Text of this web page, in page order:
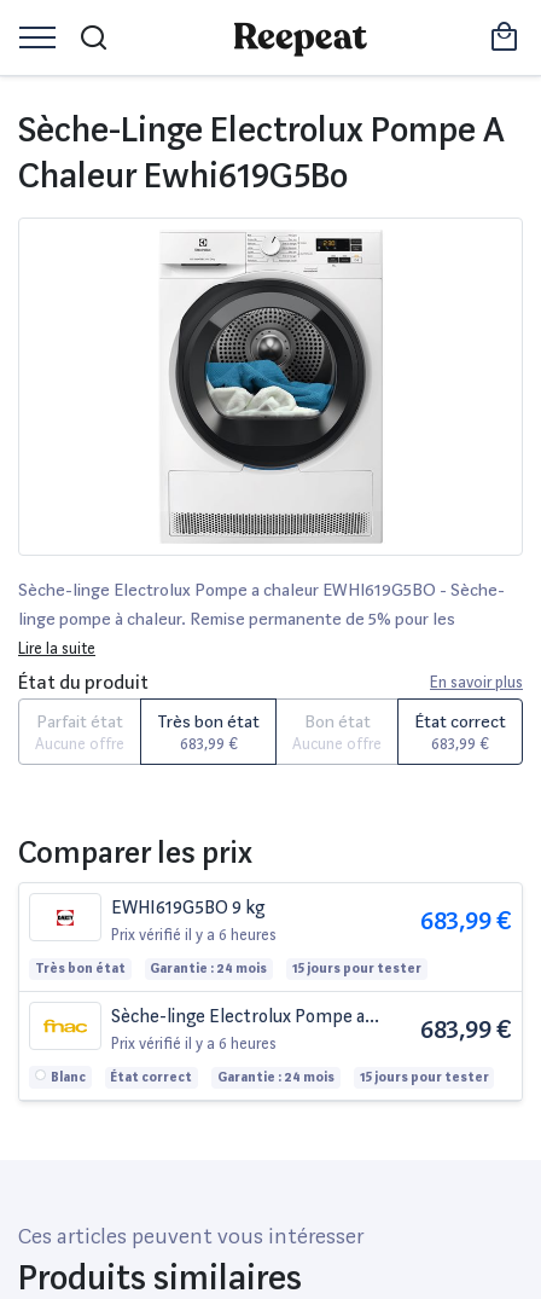
Sèche-Linge Electrolux Pompe A
Chaleur Ewhi619G5Bo
Sèche-linge Electrolux Pompe a chaleur EWHI619G5BO - Sèche-
linge pompe à chaleur. Remise permanente de 5% pour les
adhérents. Achetez vos produits en ligne parmi un large choix de
marques.
Lire la suite
État du produit En savoir plus
Parfait état
Aucune offre
Très bon état
683,99 €
Bon état
Aucune offre
État correct
683,99 €
Comparer les prix
EWHI619G5BO 9 kg
Prix vérifié il y a 6 heures 683,99 €
Très bon état Garantie : 24 mois 15 jours pour tester
Sèche-linge Electrolux Pompe a
chaleur EWHI619G5BO
Prix vérifié il y a 6 heures 683,99 €
Blanc État correct Garantie : 24 mois 15 jours pour tester
Ces articles peuvent vous intéresser
Produits similaires